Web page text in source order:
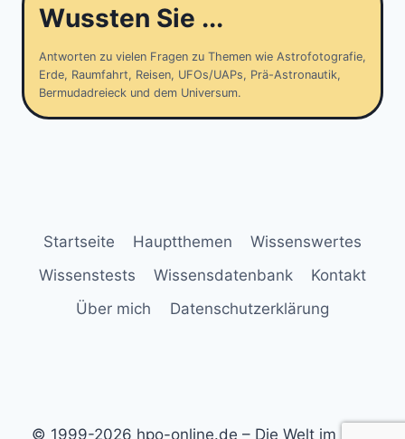
Wussten Sie ...
Antworten zu vielen Fragen zu Themen wie Astrofotografie,
Erde, Raumfahrt, Reisen, UFOs/UAPs, Prä-Astronautik,
Bermudadreieck und dem Universum.
Startseite Hauptthemen
Wissenswertes
Wissenstests
Wissensdatenbank
Kontakt
Über mich
Datenschutzerklärung
© 1999-2026 hpo-online.de – Die Welt im Blick